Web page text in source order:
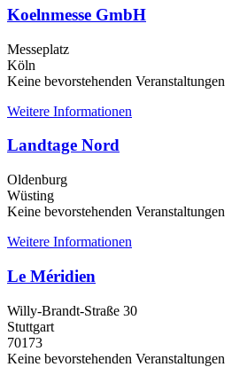
Koelnmesse GmbH
Messeplatz
Köln
Keine bevorstehenden Veranstaltungen
Weitere Informationen
Landtage Nord
Oldenburg
Wüsting
Keine bevorstehenden Veranstaltungen
Weitere Informationen
Le Méridien
Willy-Brandt-Straße 30
Stuttgart
70173
Keine bevorstehenden Veranstaltungen